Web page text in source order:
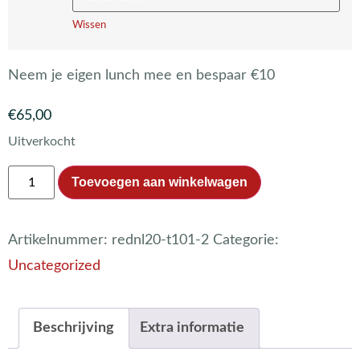
Wissen
Neem je eigen lunch mee en bespaar €10
€65,00
Uitverkocht
Toevoegen aan winkelwagen
Artikelnummer: rednl20-t101-2 Categorie:
Uncategorized
Beschrijving Extra informatie